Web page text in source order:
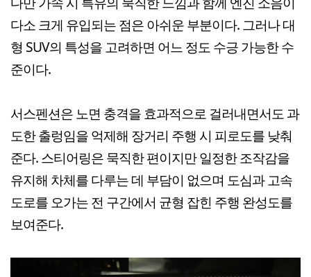
다소 크게 유입되는 점은 아쉬운 부분이다. 그러나 대
형 SUV의 특성을 고려하면 어느 정도 수긍 가능한 수
준이다.
서스펜션은 노면 충격을 효과적으로 걸러내면서도 과
도한 출렁임을 억제해 장거리 주행 시 피로도를 낮춰
준다. 스티어링은 묵직한 편이지만 일정한 조작감을
유지해 차체를 다루는 데 부담이 없으며 도심과 고속
도로를 오가는 전 구간에서 균형 잡힌 주행 완성도를
보여준다.